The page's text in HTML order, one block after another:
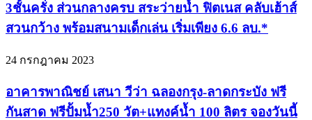
3ชั้นครั่ง ส่วนกลางครบ สระว่ายน้ำ ฟิตเนส คลับเฮ้าส์
สวนกว้าง พร้อมสนามเด็กเล่น เริ่มเพียง 6.6 ลบ.*
24 กรกฎาคม 2023
อาคารพาณิชย์ เสนา วีว่า ฉลองกรุง-ลาดกระบัง ฟรี
กันสาด ฟรีปั้มน้ำ250 วัต+แทงค์น้ำ 100 ลิตร จองวันนี้